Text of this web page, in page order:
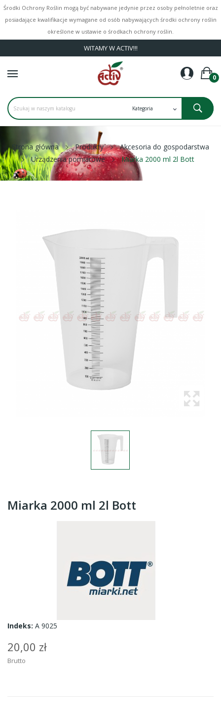
Środki Ochrony Roślin mogą być nabywane jedynie przez osoby pełnoletnie oraz
posiadające kwalifikacje wymagane od osób nabywających środki ochrony roślin
określone w ustawie o środkach ochrony roślin.
WITAMY W ACTIV!!!
0
Strona główna Produkty
Akcesoria do gospodarstwa
Urządzenia pomiarowe
Miarka 2000 ml 2l Bott
Miarka 2000 ml 2l Bott
Indeks: A 9025
20,00 zł
Brutto